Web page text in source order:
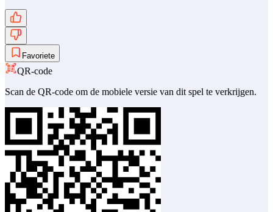
Favoriete
QR-code
Scan de QR-code om de mobiele versie van dit spel te verkrijgen.